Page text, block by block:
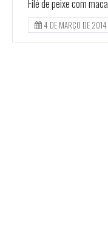
Filé de peixe com
4 DE MARÇO DE 2014